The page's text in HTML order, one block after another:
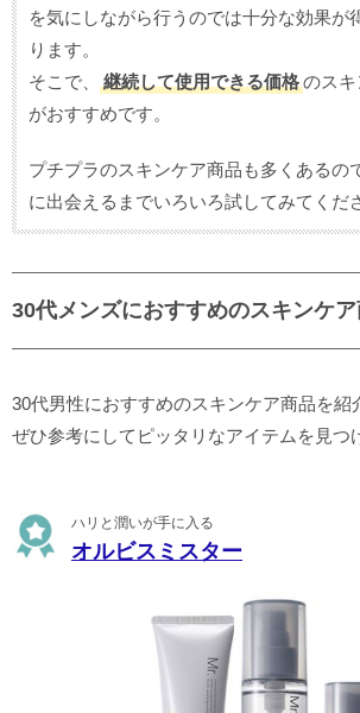
を気にしながら行うのでは十分な効果が
ります。
そこで、
継続して使用できる価格のス
がおすすめです。
プチプラのスキンケア商品も多くあるの
に出会えるまでいろいろ試してみてくだ
30代メンズにおすすめのスキンケア
30代男性におすすめのスキンケア商品を紹
ぜひ参考にしてピッタリなアイテムを見つ
ハリと潤いが手に入る
オルビスミスター